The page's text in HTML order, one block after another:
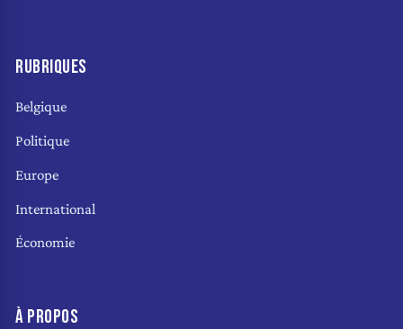
RUBRIQUES
Belgique
Politique
Europe
International
Économie
À PROPOS